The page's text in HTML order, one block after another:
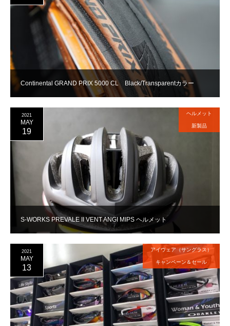
Continental GRAND PRIX 5000 CL Black/Transparentカラー
S-WORKS PREVALE II VENT ANGI MIPS ヘルメット
2021
MAY
19
ヘルメット
新製品
2021
MAY
13
アイウェア（サングラス）
キャンペーン＆セール